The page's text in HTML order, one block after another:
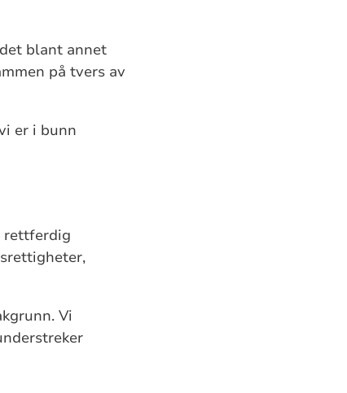
blant annet
på tvers av
er i bunn
rettferdig
Vi